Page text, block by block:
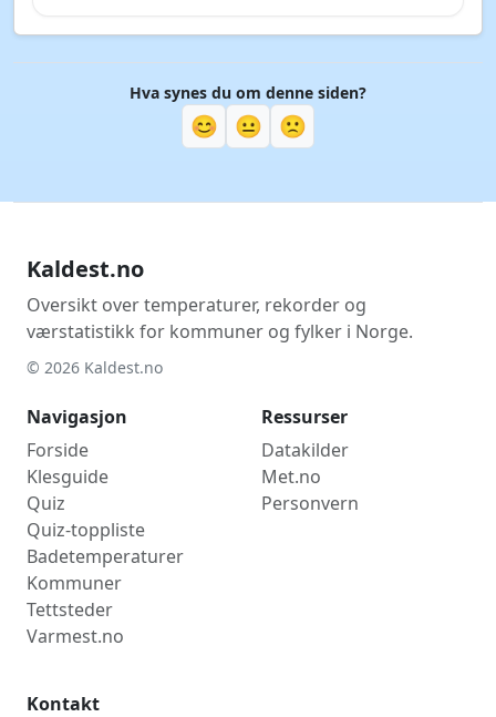
Hva synes du om denne siden?
😊 😐 🙁
Kaldest.no
Oversikt over temperaturer, rekorder og
værstatistikk for kommuner og fylker i Norge.
© 2026 Kaldest.no
Navigasjon
Forside
Klesguide
Quiz
Quiz-toppliste
Badetemperaturer
Kommuner
Tettsteder
Varmest.no
Ressurser
Datakilder
Met.no
Personvern
Kontakt